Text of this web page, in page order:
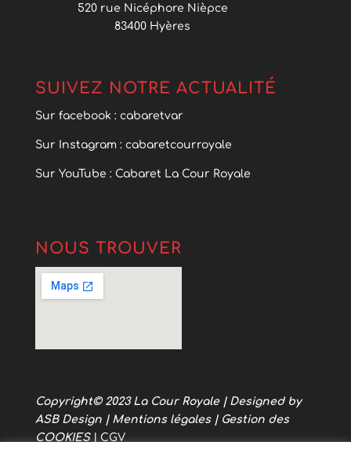
520 rue Nicéphore Nièpce
83400 Hyères
SUIVEZ NOTRE ACTUALITÉ
Sur facebook : cabaretvar
Sur Instagram : cabaretcourroyale
Sur YouTube : Cabaret La Cour Royale
NOUS TROUVER
Copyright© 2023 La Cour Royale| Designed by
ASB Design | Mentions légales | Gestion des
COOKIES
CGV